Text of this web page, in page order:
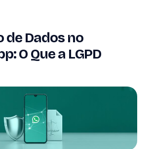
de Dados no
O Que a LGPD